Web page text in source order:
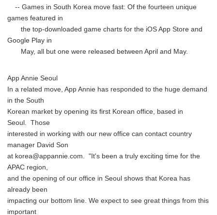
-- Games in South Korea move fast: Of the fourteen unique
games featured in
the top-downloaded game charts for the iOS App Store and
Google Play in
May, all but one were released between April and May.
App Annie Seoul
In a related move, App Annie has responded to the huge demand
in the South
Korean market by opening its first Korean office, based in
Seoul. Those
interested in working with our new office can contact country
manager David Son
at korea@appannie.com. "It's been a truly exciting time for the
APAC region,
and the opening of our office in Seoul shows that Korea has
already been
impacting our bottom line. We expect to see great things from this
important